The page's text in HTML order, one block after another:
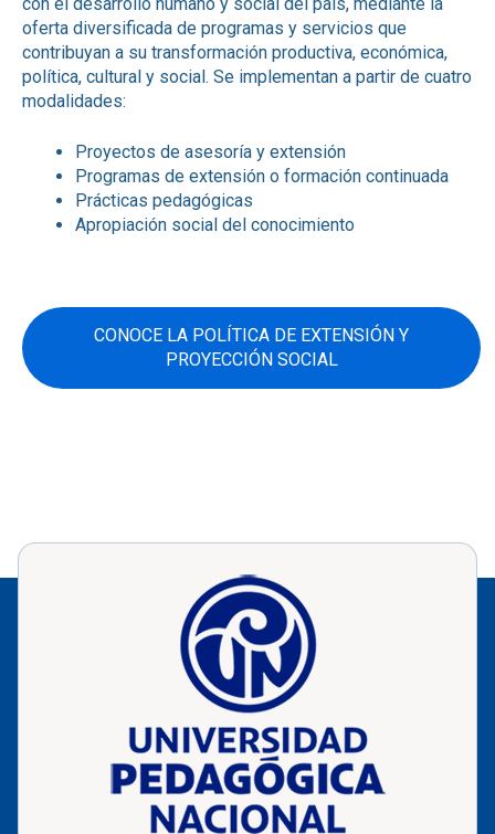
oferta diversificada de programas y servicios que
contribuyan a su transformación productiva, económica,
política, cultural y social. Se implementan a partir de cuatro
modalidades:
Proyectos de asesoría y extensión
Programas de extensión o formación continuada
Prácticas pedagógicas
Apropiación social del conocimiento
CONOCE LA POLÍTICA DE EXTENSIÓN Y
PROYECCIÓN SOCIAL